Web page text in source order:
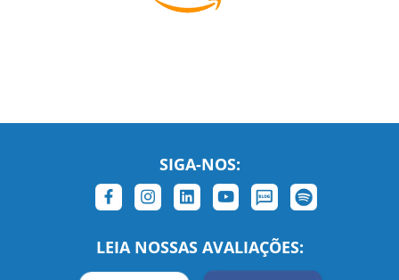
SIGA-NOS:
LEIA NOSSAS AVALIAÇÕES: